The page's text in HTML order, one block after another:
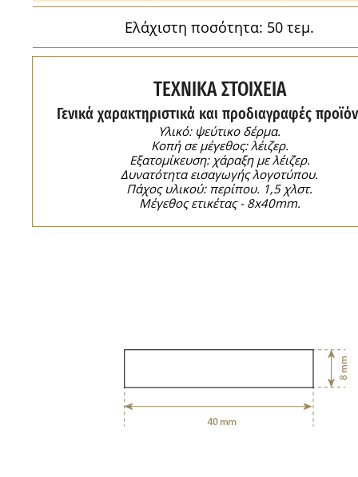
Ελάχιστη ποσότητα: 50 τεμ.
ΤΕΧΝΙΚΑ ΣΤΟΙΧΕΙΑ
Γενικά χαρακτηριστικά και προδιαγραφές
Υλικό: ψεύτικο δέρμα.
Κοπή σε μέγεθος: λέιζερ.
Εξατομίκευση: χάραξη με λέιζερ.
Δυνατότητα εισαγωγής λογοτύπου.
Πάχος υλικού: περίπου. 1,5 χλστ.
Μέγεθος ετικέτας - 8x40mm.